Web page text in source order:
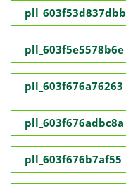
pll_603f53d837dbb
pll_603f5e5578b6e
pll_603f676a76263
pll_603f676adbc8a
pll_603f676b7af55